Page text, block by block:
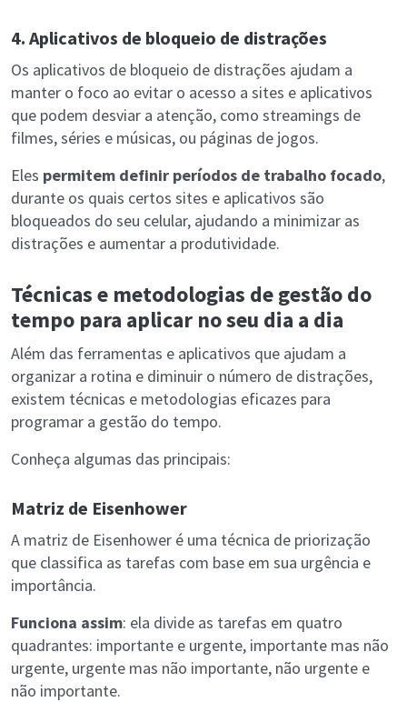
4. Aplicativos de bloqueio de distrações
Os aplicativos de bloqueio de distrações ajudam a
manter o foco ao evitar o acesso a sites e aplicativos
que podem desviar a atenção, como streamings de
filmes, séries e músicas, ou páginas de jogos.
Eles permitem definir períodos de trabalho focado,
durante os quais certos sites e aplicativos são
bloqueados do seu celular, ajudando a minimizar as
distrações e aumentar a produtividade.
Técnicas e metodologias de gestão do
tempo para aplicar no seu dia a dia
Além das ferramentas e aplicativos que ajudam a
organizar a rotina e diminuir o número de distrações,
existem técnicas e metodologias eficazes para
programar a gestão do tempo.
Conheça algumas das principais:
Matriz de Eisenhower
A matriz de Eisenhower é uma técnica de priorização
que classifica as tarefas com base em sua urgência e
importância.
Funciona assim: ela divide as tarefas em quatro
quadrantes: importante e urgente, importante mas não
urgente, urgente mas não importante, não urgente e
não importante.